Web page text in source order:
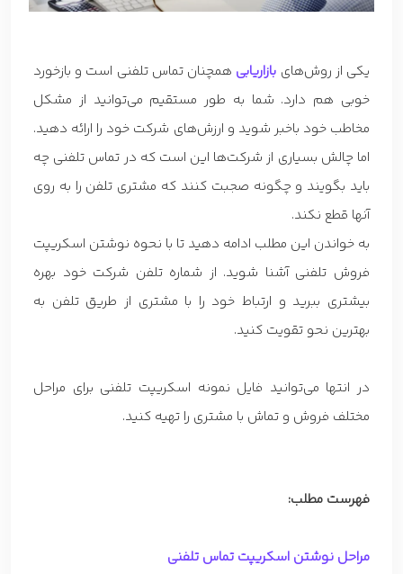
یکی از روش‌های بازاریابی همچنان تماس تلفنی است و بازخورد
خوبی هم دارد. شما به طور مستقیم می‌توانید از مشکل
مخاطب خود باخبر شوید و ارزش‌های شرکت خود را ارائه دهید.
اما چالش بسیاری از شرکت‌ها این است که در تماس تلفنی چه
باید بگویند و چگونه صجبت کنند که مشتری تلفن را به روی
آنها قطع نکند.
به خواندن این مطلب ادامه دهید تا با نحوه نوشتن اسکریپت
فروش تلفنی آشنا شوید. از شماره تلفن شرکت خود بهره
بیشتری ببرید و ارتباط خود را با مشتری از طریق تلفن به
بهترین نحو تقویت کنید.
در انتها می‌توانید فایل نمونه اسکریپت تلفنی برای مراحل
مختلف فروش و تماش با مشتری را تهیه کنید.
فهرست مطلب:
مراحل نوشتن اسکریپت تماس تلفنی